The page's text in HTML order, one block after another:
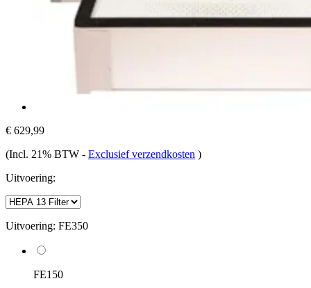
€ 629,99
(Incl. 21% BTW - Exclusief verzendkosten )
Uitvoering:
Uitvoering: FE350
FE150